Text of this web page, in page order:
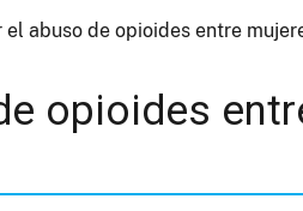
el abuso de opioides entre
opioides